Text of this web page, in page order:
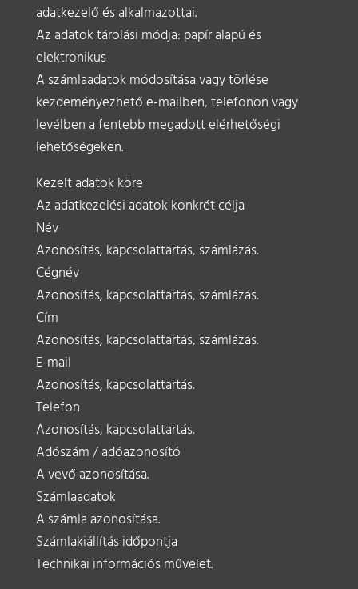
adatkezelő és alkalmazottai.
Az adatok tárolási módja: papír alapú és
elektronikus
A számlaadatok módosítása vagy törlése
kezdeményezhető e-mailben, telefonon vagy
levélben a fentebb megadott elérhetőségi
lehetőségeken.
Kezelt adatok köre
Az adatkezelési adatok konkrét célja
Név
Azonosítás, kapcsolattartás, számlázás.
Cégnév
Azonosítás, kapcsolattartás, számlázás.
Cím
Azonosítás, kapcsolattartás, számlázás.
E-mail
Azonosítás, kapcsolattartás.
Telefon
Azonosítás, kapcsolattartás.
Adószám / adóazonosító
A vevő azonosítása.
Számlaadatok
A számla azonosítása.
Számlakiállítás időpontja
Technikai információs művelet.